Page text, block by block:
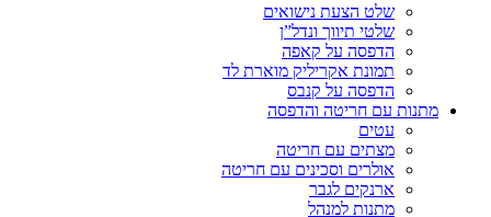
שלט הצעת נישואים
שלטי תיווך ונדל”ן
הדפסה על קאפה
תמונת אקריליק מוארת לד
הדפסה על קנבס
מתנות עם חריטה והדפסה
עטים
מצתים עם חריטה
אולרים וסכינים עם חריטה
ארנקים לגבר
מתנות למנהל